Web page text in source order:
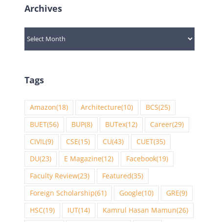
Archives
Archives
Tags
Amazon(18) Architecture(10) BCS(25)
BUET(56) BUP(8) BUTex(12) Career(29)
CIVIL (9) CSE(15) CU(43) CUET(35)
DU(23) E Magazine(12) Facebook(19)
Faculty Review(23) Featured(35)
Foreign Scholarship(61) Google(10) GRE(9)
HSC(19) IUT(14) Kamrul Hasan Mamun(26)